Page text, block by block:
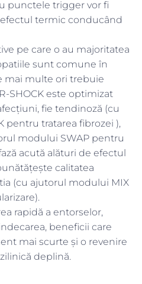
punctele trigger vor fi
termic conducând
pe care o au majoritatea
sunt comune în
mai multe ori trebuie
SHOCK este optimizat
fie tendinoză (cu
pentru tratarea fibrozei ),
modului SWAP pentru
acută alături de efectul
calitatea
(cu ajutorul modului MIX
rapidă a entorselor,
beneficii care
mai scurte și o revenire
deplină.